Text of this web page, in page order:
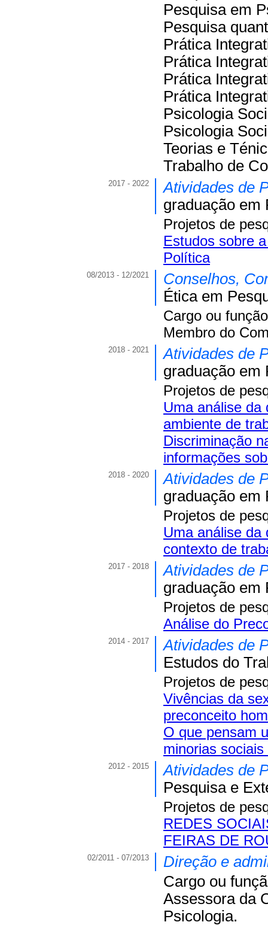
Pesquisa em
Pesquisa
Prática
Prática
Prática
Prática
Psicologia
Psicologia
Teorias e
Trabalho de
2017 - 2022
Atividades de
graduação em
Projetos de
Estudos sobre
Política
08/2013 - 12/2021
Conselhos,
Ética em
Cargo ou função
Membro do
2018 - 2021
Atividades de
graduação em
Projetos de
Uma análise da
ambiente de
Discriminação
informações
2018 - 2020
Atividades de
graduação em
Projetos de
Uma análise da
contexto de
2017 - 2018
Atividades de
graduação em
Projetos de
Análise do
2014 - 2017
Atividades de
Estudos do
Projetos de
Vivências da
preconceito
O que pensam
minorias
2012 - 2015
Atividades de
Pesquisa e
Projetos de
REDES
FEIRAS DE
02/2011 - 07/2013
Direção e
Cargo ou
Assessora da
Psicologia.